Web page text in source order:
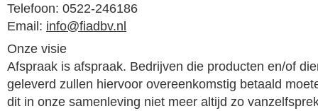
Telefoon: 0522-246186
Email: info@fiadbv.nl
Onze visie
Afspraak is afspraak. Bedrijven die producten en/of
geleverd zullen hiervoor overeenkomstig betaald
dit in onze samenleving niet meer altijd zo